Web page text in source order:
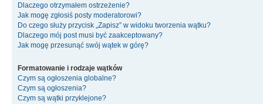
Dlaczego otrzymałem ostrzeżenie?
Jak mogę zgłosiś posty moderatorowi?
Do czego służy przycisk „Zapisz” w widoku tworzenia wątku?
Dlaczego mój post musi być zaakceptowany?
Jak mogę przesunąć swój wątek w górę?
Formatowanie i rodzaje wątków
Czym są ogłoszenia globalne?
Czym są ogłoszenia?
Czym są wątki przyklejone?